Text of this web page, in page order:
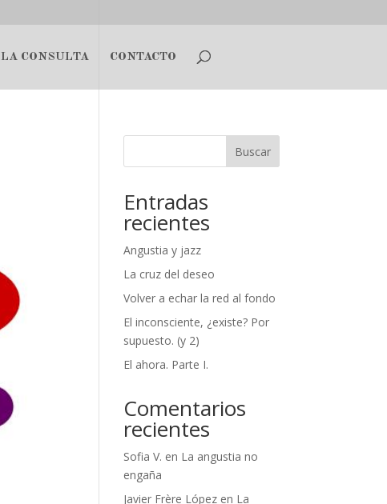
LA CONSULTA CONTACTO
Buscar
Entradas
recientes
Angustia y jazz
La cruz del deseo
Volver a echar la red al fondo
El inconsciente, ¿existe? Por
supuesto. (y 2)
El ahora. Parte I.
Comentarios
recientes
Sofia V. en La angustia no
engaña
Javier Frère López en La